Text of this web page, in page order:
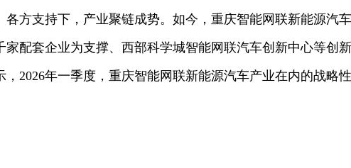
各方支持下，产业聚链成势。如今，重庆智能网联新能源汽
家配套企业为支撑、西部科学城智能网联汽车创新中心等创
，2026年一季度，重庆智能网联新能源汽车产业在内的战略